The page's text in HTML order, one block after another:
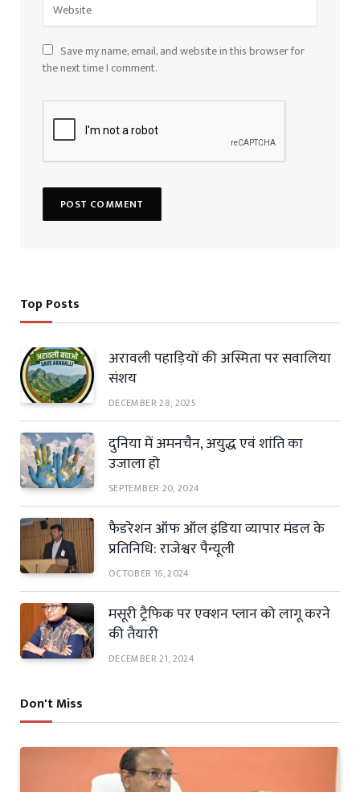
Save my name, email, and website in this browser for
the next time I comment.
Top Posts
अरावली पहाड़ियों की अस्मिता पर सवालिया
संशय
DECEMBER 28, 2025
दुनिया में अमनचैन, अयुद्ध एवं शांति का
उजाला हो
SEPTEMBER 20, 2024
फैडरेशन ऑफ ऑल इंडिया व्यापार मंडल के
प्रतिनिधि: राजेश्वर पैन्यूली
OCTOBER 16, 2024
मसूरी ट्रैफिक पर एक्शन प्लान को लागू करने
की तैयारी
DECEMBER 21, 2024
Don't Miss